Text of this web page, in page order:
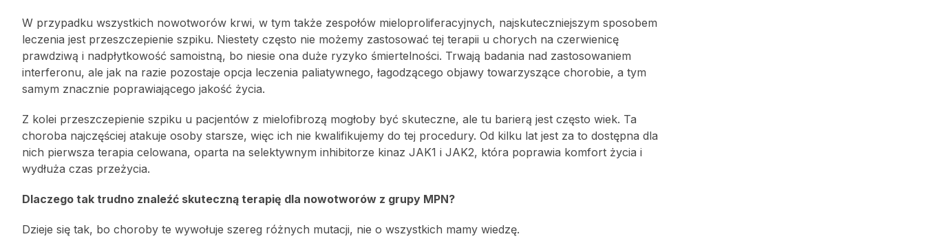
W przypadku wszystkich nowotworów krwi, w tym także zespołów mieloproliferacyjnych, najskuteczniejszym sposobem
leczenia jest przeszczepienie szpiku. Niestety często nie możemy zastosować tej terapii u chorych na czerwienicę
prawdziwą i nadpłytkowość samoistną, bo niesie ona duże ryzyko śmiertelności. Trwają badania nad zastosowaniem
interferonu, ale jak na razie pozostaje opcja leczenia paliatywnego, łagodzącego objawy towarzyszące chorobie, a tym
samym znacznie poprawiającego jakość życia.
Z kolei przeszczepienie szpiku u pacjentów z mielofibrozą mogłoby być skuteczne, ale tu barierą jest często wiek. Ta
choroba najczęściej atakuje osoby starsze, więc ich nie kwalifikujemy do tej procedury. Od kilku lat jest za to dostępna dla
nich pierwsza terapia celowana, oparta na selektywnym inhibitorze kinaz JAK1 i JAK2, która poprawia komfort życia i
wydłuża czas przeżycia.
Dlaczego tak trudno znaleźć skuteczną terapię dla nowotworów z grupy MPN?
Dzieje się tak, bo choroby te wywołuje szereg różnych mutacji, nie o wszystkich mamy wiedzę.